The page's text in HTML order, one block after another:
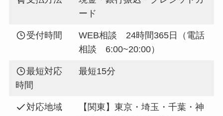
ード
受付時間
WEB相談 24時間365日（電話
相談 6:00~20:00）
最短対応
時間
最短15分
対応地域
【関東】東京・埼玉・千葉・神